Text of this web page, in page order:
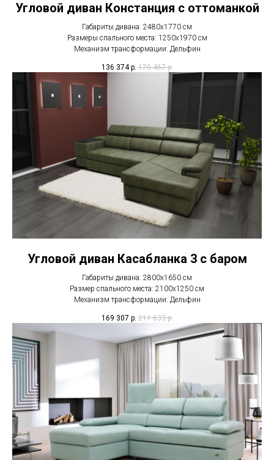
Угловой диван Констанция с оттоманкой
Габариты дивана: 2480х1770 см
Размеры спального места: 1250х1970 см
Механизм трансформации: Дельфин
136 374 р. 170 467 р.
Угловой диван Касабланка 3 с баром
Габариты дивана: 2800х1650 см
Размер спального места: 2100х1250 см
Механизм трансформации: Дельфин
169 307 р. 211 633 р.